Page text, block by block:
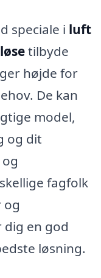
speciale i luft
tilbyde
højde for
De kan
model,
og dit
fagfolk
og
dig en god
løsning.